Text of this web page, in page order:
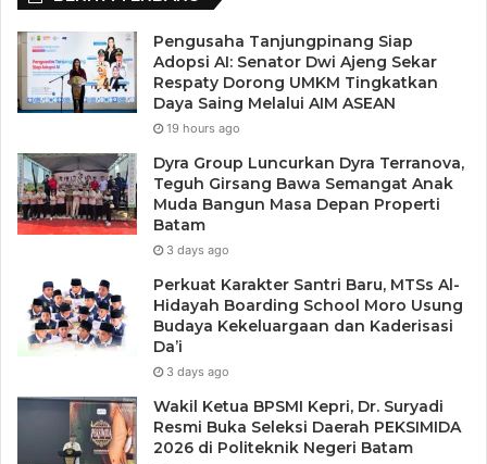
Pengusaha Tanjungpinang Siap
Adopsi AI: Senator Dwi Ajeng Sekar
Respaty Dorong UMKM Tingkatkan
Daya Saing Melalui AIM ASEAN
19 hours ago
Dyra Group Luncurkan Dyra Terranova,
Teguh Girsang Bawa Semangat Anak
Muda Bangun Masa Depan Properti
Batam
3 days ago
Perkuat Karakter Santri Baru, MTSs Al-
Hidayah Boarding School Moro Usung
Budaya Kekeluargaan dan Kaderisasi
Da’i
3 days ago
Wakil Ketua BPSMI Kepri, Dr. Suryadi
Resmi Buka Seleksi Daerah PEKSIMIDA
2026 di Politeknik Negeri Batam